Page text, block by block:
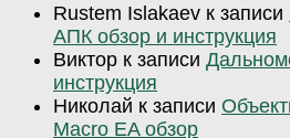
Rustem Islakaev к записи
АПК обзор и инструкция
Виктор к записи
инструкция
Николай к записи
Macro EA обзор